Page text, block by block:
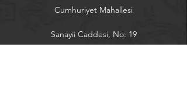
Cumhuriyet Mahallesi
Sanayii Caddesi, No: 19